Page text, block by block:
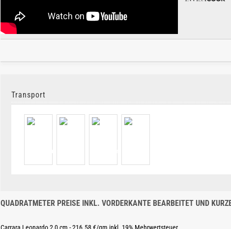
Transport
QUADRATMETER PREISE INKL. VORDERKANTE BEARBEITET UND